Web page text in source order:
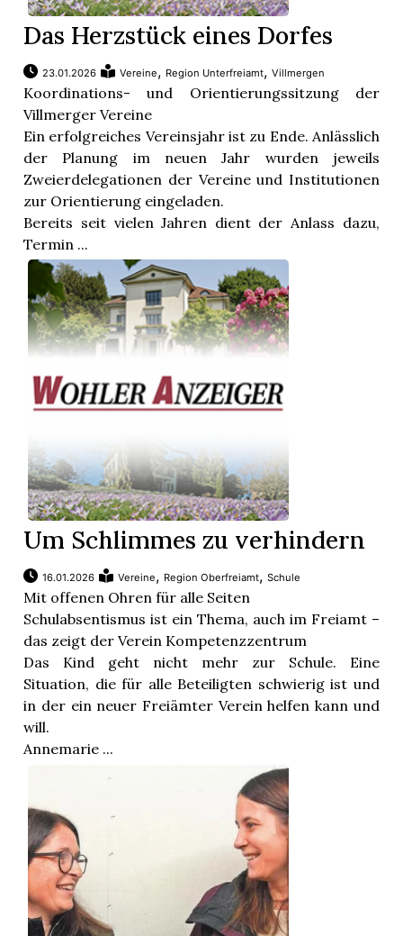
Das Herzstück eines Dorfes
23.01.2026 Vereine, Region Unterfreiamt,Villmergen
Koordinations- und Orientierungssitzung der
Villmerger Vereine
Ein erfolgreiches Vereinsjahr ist zu Ende. Anlässlich
der Planung im neuen Jahr wurden jeweils
Zweierdelegationen der Vereine und Institutionen
zur Orientierung eingeladen.
Bereits seit vielen Jahren dient der Anlass dazu,
Termin ...
Um Schlimmes zu verhindern
16.01.2026 Vereine, Region Oberfreiamt,Schule
Mit offenen Ohren für alle Seiten
Schulabsentismus ist ein Thema, auch im Freiamt –
das zeigt der Verein Kompetenzzentrum
Das Kind geht nicht mehr zur Schule. Eine
Situation, die für alle Beteiligten schwierig ist und
in der ein neuer Freiämter Verein helfen kann und
will.
Annemarie ...